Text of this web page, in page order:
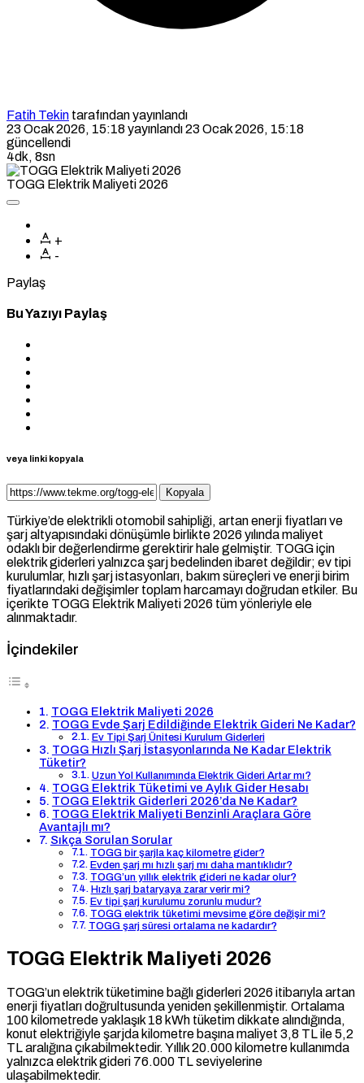
Fatih Tekin tarafından yayınlandı
23 Ocak 2026, 15:18yayınlandı23 Ocak 2026, 15:18
güncellendi
4dk, 8sn
TOGG Elektrik Maliyeti 2026
+
-
Paylaş
Bu Yazıyı Paylaş
veya linki kopyala
Kopyala
Türkiye’de elektrikli otomobil sahipliği, artan enerji fiyatları ve
şarj altyapısındaki dönüşümle birlikte 2026 yılında maliyet
odaklı bir değerlendirme gerektirir hale gelmiştir. TOGG için
elektrik giderleri yalnızca şarj bedelinden ibaret değildir; ev tipi
kurulumlar, hızlı şarj istasyonları, bakım süreçleri ve enerji birim
fiyatlarındaki değişimler toplam harcamayı doğrudan etkiler. Bu
içerikte TOGG Elektrik Maliyeti 2026 tüm yönleriyle ele
alınmaktadır.
İçindekiler
TOGG Elektrik Maliyeti 2026
TOGG Evde Şarj Edildiğinde Elektrik Gideri Ne Kadar?
Ev Tipi Şarj Ünitesi Kurulum Giderleri
TOGG Hızlı Şarj İstasyonlarında Ne Kadar Elektrik
Tüketir?
Uzun Yol Kullanımında Elektrik Gideri Artar mı?
TOGG Elektrik Tüketimi ve Aylık Gider Hesabı
TOGG Elektrik Giderleri 2026’da Ne Kadar?
TOGG Elektrik Maliyeti Benzinli Araçlara Göre
Avantajlı mı?
Sıkça Sorulan Sorular
TOGG bir şarjla kaç kilometre gider?
Evden şarj mı hızlı şarj mı daha mantıklıdır?
TOGG’un yıllık elektrik gideri ne kadar olur?
Hızlı şarj bataryaya zarar verir mi?
Ev tipi şarj kurulumu zorunlu mudur?
TOGG elektrik tüketimi mevsime göre değişir mi?
TOGG şarj süresi ortalama ne kadardır?
TOGG Elektrik Maliyeti 2026
TOGG’un elektrik tüketimine bağlı giderleri 2026 itibarıyla artan
enerji fiyatları doğrultusunda yeniden şekillenmiştir. Ortalama
100 kilometrede yaklaşık 18 kWh tüketim dikkate alındığında,
konut elektriğiyle şarjda kilometre başına maliyet 3,8 TL ile 5,2
TL aralığına çıkabilmektedir. Yıllık 20.000 kilometre kullanımda
yalnızca elektrik gideri 76.000 TL seviyelerine
ulaşabilmektedir.